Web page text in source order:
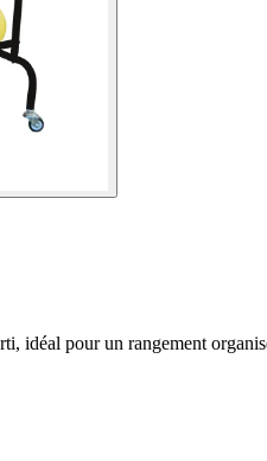
idéal pour un rangement